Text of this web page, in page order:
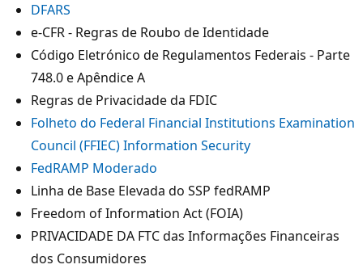
DFARS
e-CFR - Regras de Roubo de Identidade
Código Eletrónico de Regulamentos Federais - Parte
748.0 e Apêndice A
Regras de Privacidade da FDIC
Folheto do Federal Financial Institutions Examination
Council (FFIEC) Information Security
FedRAMP Moderado
Linha de Base Elevada do SSP fedRAMP
Freedom of Information Act (FOIA)
PRIVACIDADE DA FTC das Informações Financeiras
dos Consumidores